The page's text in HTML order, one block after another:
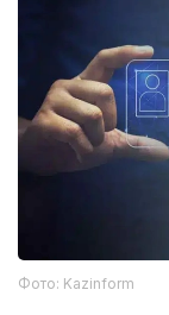
Фото: Kazinform